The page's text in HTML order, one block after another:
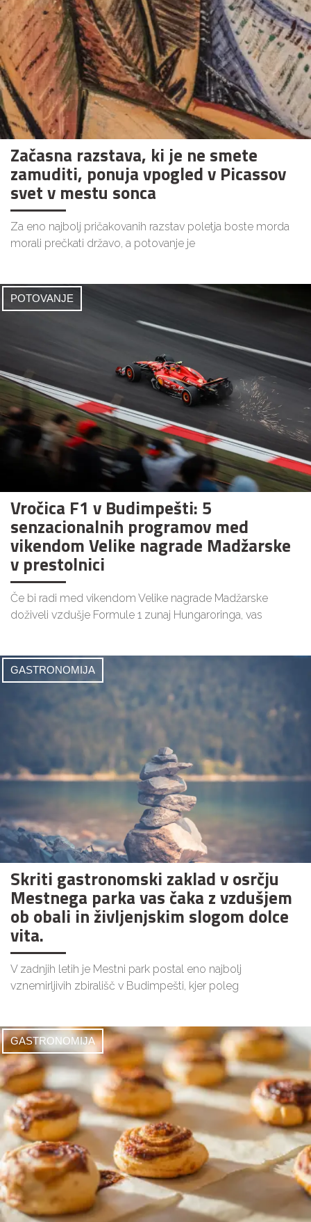
Začasna razstava, ki je ne smete
zamuditi, ponuja vpogled v Picassov
svet v mestu sonca
Za eno najbolj pričakovanih razstav poletja boste morda
morali prečkati državo, a potovanje je
POTOVANJE
Vročica F1 v Budimpešti: 5
senzacionalnih programov med
vikendom Velike nagrade Madžarske
v prestolnici
Če bi radi med vikendom Velike nagrade Madžarske
doživeli vzdušje Formule 1 zunaj Hungaroringa, vas
GASTRONOMIJA
Skriti gastronomski zaklad v osrčju
Mestnega parka vas čaka z vzdušjem
ob obali in življenjskim slogom dolce
vita.
V zadnjih letih je Mestni park postal eno najbolj
vznemirljivih zbirališč v Budimpešti, kjer poleg
GASTRONOMIJA